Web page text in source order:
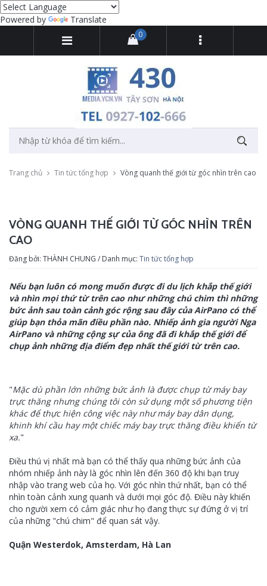
Powered by Translate
0
Trang chủ Tin tức tổng hợp Vòng quanh thế giới từ góc nhìn trên cao
VÒNG QUANH THẾ GIỚI TỪ GÓC NHÌN TRÊN
CAO
Đăng bởi: THÀNH CHUNG / Danh mục: Tin tức tổng hợp
Nếu bạn luôn có mong muốn được đi du lịch khắp thế giới
và nhìn mọi thứ từ trên cao như những chú chim thì những
bức ảnh sau toàn cảnh góc rộng sau đây của AirPano có thể
giúp bạn thỏa mãn điều phần nào. Nhiếp ảnh gia người Nga
AirPano và những cộng sự của ông đã đi khắp thế giới để
chụp ảnh những địa điểm đẹp nhất thế giới từ trên cao.
"Mặc dù phần lớn những bức ảnh là được chụp từ máy bay
trực thăng nhưng chúng tôi còn sử dụng một số phương tiện
khác để thực hiện công việc này như máy bay dân dụng,
khinh khí cầu hay một chiếc máy bay trực thăng điều khiển từ
xa."
Điều thú vị nhất mà bạn có thể thấy qua những bức ảnh của
nhóm nhiếp ảnh này là góc nhìn lên đến 360 độ khi bạn truy
nhập vào trang web của họ. Với góc nhìn thứ nhất, bạn có thể
nhìn toàn cảnh xung quanh và dưới mọi góc độ. Điều này khiến
cho người xem có cảm giác như họ đang thực sự đứng ở vị trí
của những "chú chim" để quan sát vậy.
Quận Westerdok, Amsterdam, Hà Lan